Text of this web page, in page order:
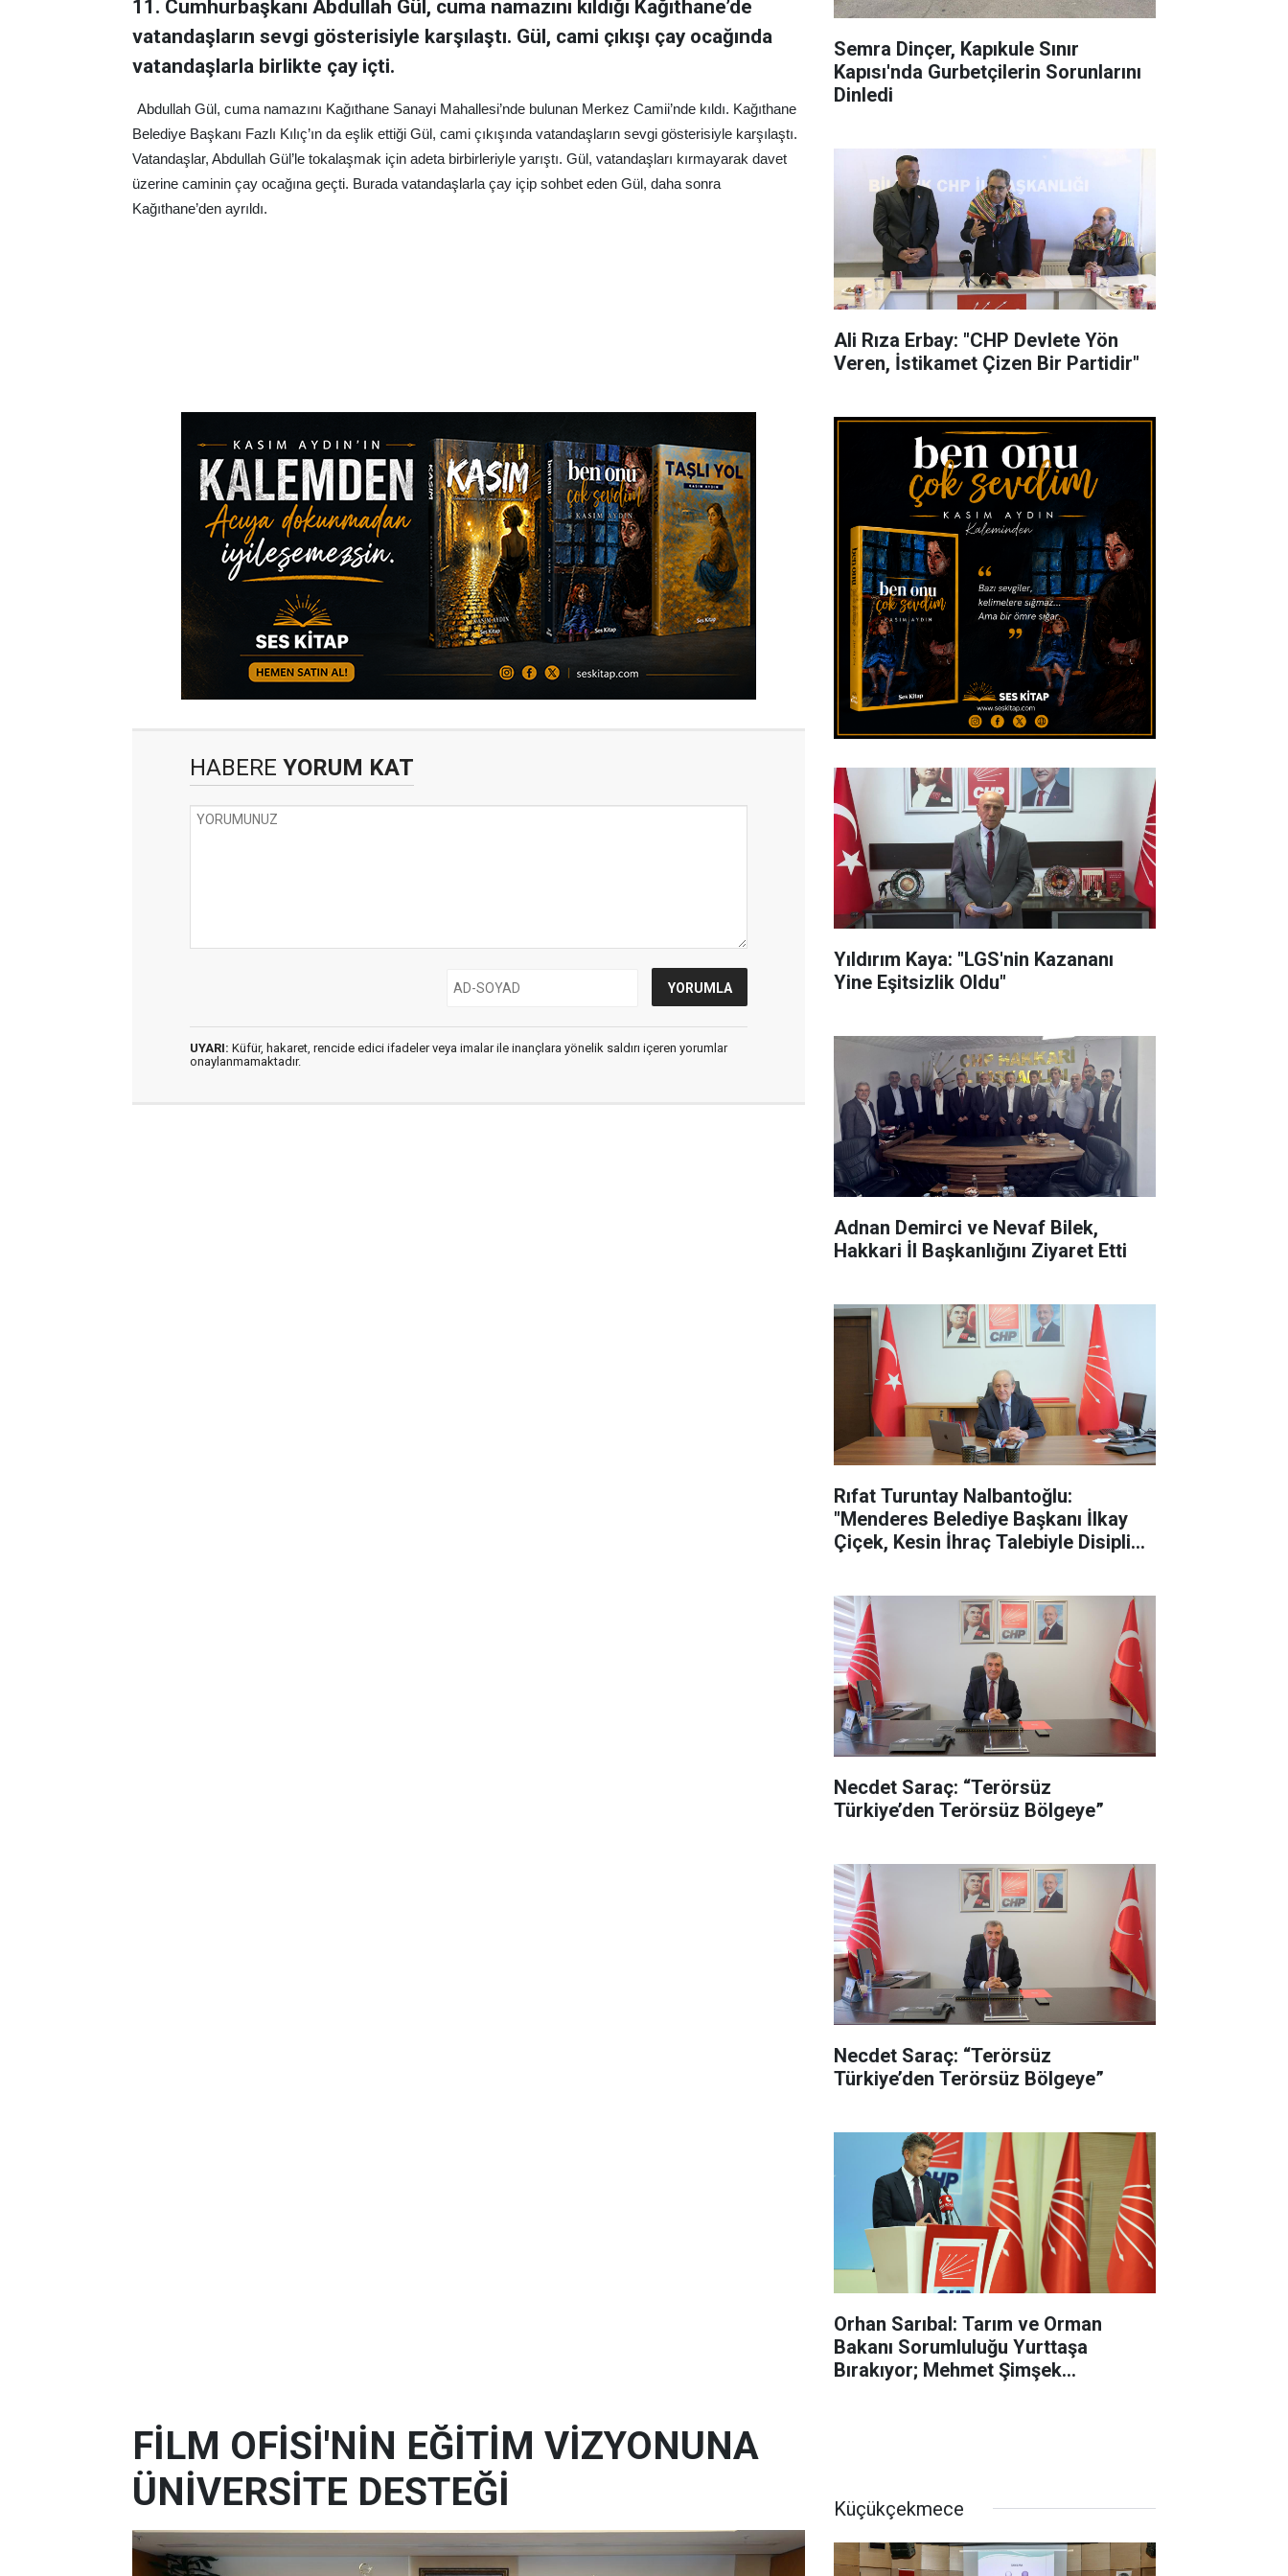
11. Cumhurbaşkanı Abdullah Gül, cuma namazını kıldığı Kağıthane’de
vatandaşların sevgi gösterisiyle karşılaştı. Gül, cami çıkışı çay ocağında
vatandaşlarla birlikte çay içti.
Abdullah Gül, cuma namazını Kağıthane Sanayi Mahallesi’nde bulunan Merkez Camii’nde kıldı. Kağıthane
Belediye Başkanı Fazlı Kılıç’ın da eşlik ettiği Gül, cami çıkışında vatandaşların sevgi gösterisiyle karşılaştı.
Vatandaşlar, Abdullah Gül’le tokalaşmak için adeta birbirleriyle yarıştı. Gül, vatandaşları kırmayarak davet
üzerine caminin çay ocağına geçti. Burada vatandaşlarla çay içip sohbet eden Gül, daha sonra
Kağıthane’den ayrıldı.
HABERE YORUM KAT
UYARI: Küfür, hakaret, rencide edici ifadeler veya imalar ile inançlara yönelik saldırı içeren yorumlar
onaylanmamaktadır.
Semra Dinçer, Kapıkule Sınır
Kapısı'nda Gurbetçilerin Sorunlarını
Dinledi
Ali Rıza Erbay: "CHP Devlete Yön
Veren, İstikamet Çizen Bir Partidir"
Yıldırım Kaya: "LGS'nin Kazananı
Yine Eşitsizlik Oldu"
Adnan Demirci ve Nevaf Bilek,
Hakkari İl Başkanlığını Ziyaret Etti
Rıfat Turuntay Nalbantoğlu:
"Menderes Belediye Başkanı İlkay
Çiçek, Kesin İhraç Talebiyle Disipline
Necdet Saraç: “Terörsüz
Türkiye’den Terörsüz Bölgeye”
Necdet Saraç: “Terörsüz
Türkiye’den Terörsüz Bölgeye”
Orhan Sarıbal: Tarım ve Orman
Bakanı Sorumluluğu Yurttaşa
Bırakıyor; Mehmet Şimşek
FİLM OFİSİ'NİN EĞİTİM VİZYONUNA
ÜNİVERSİTE DESTEĞİ
Küçükçekmece